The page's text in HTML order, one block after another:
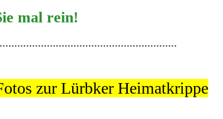
mal rein!
zur Lürbker Heimatkrippe